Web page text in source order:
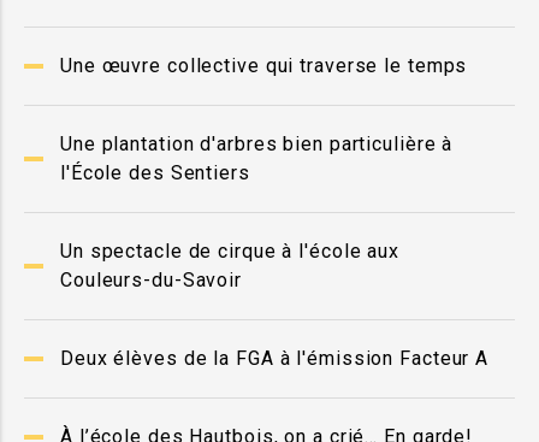
Une œuvre collective qui traverse le temps
Une plantation d'arbres bien particulière à
l'École des Sentiers
Un spectacle de cirque à l'école aux
Couleurs-du-Savoir
Deux élèves de la FGA à l'émission Facteur A
À l’école des Hautbois, on a crié… En garde!